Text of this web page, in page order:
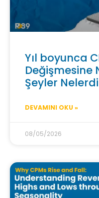
Yıl boyunca
Değişmesine
Şeyler
DEVAMINI OKU »
08/05/2026